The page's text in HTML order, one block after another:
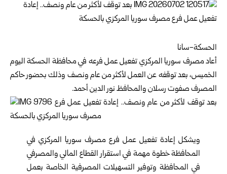
الحسكة-سانا
أعادمصرف سوريا المركزيتفعيل عمل فرعه في محافظة الحسكةاليوم
الخميس،‏ بعد توقفه عن العمل لأكثر من عام ونصف وذلك بحضور حاكم
المصرف صفوت رسلان والمحافظ نور الدين أحمد.
ويشكل إعادة تفعيل عمل فرع مصرف سوريا المركزي في
المحافظة خطوة مهمة في استقرار القطاع المالي والمصرفي
في المحافظة وتوفير التسهيلات المصرفية الخاصة بعمل